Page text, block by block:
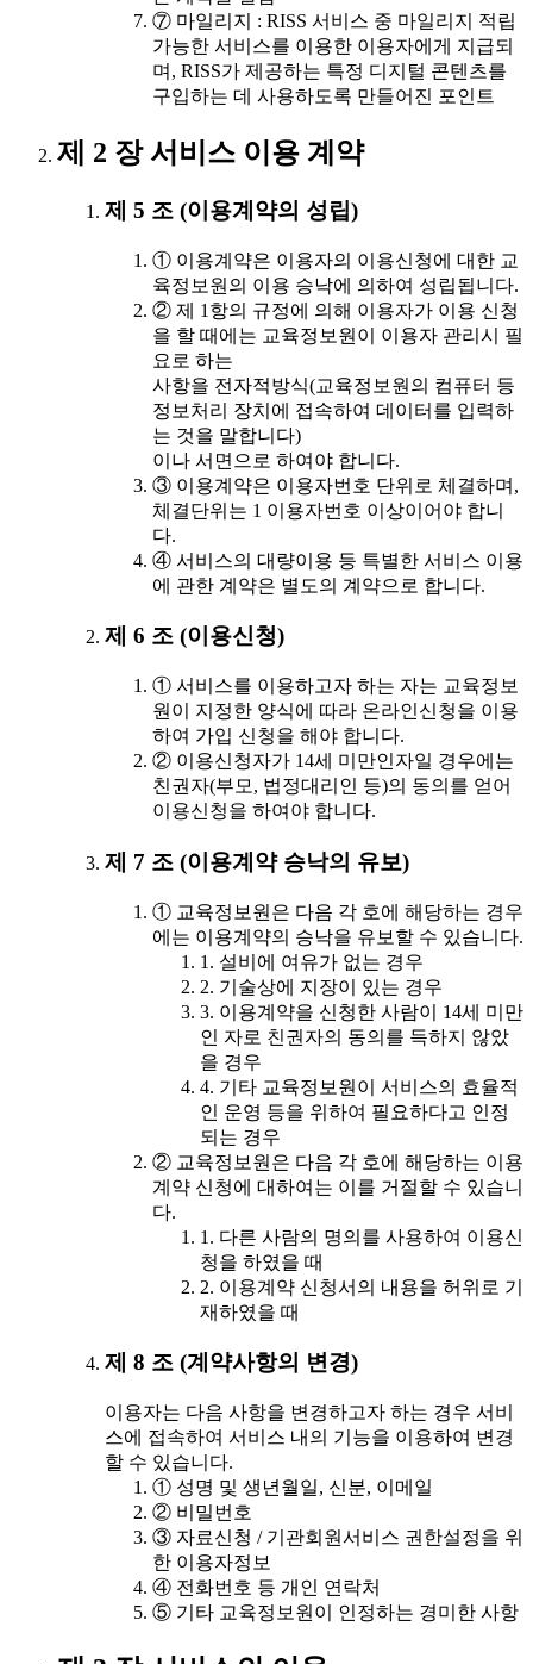
⑦ 마일리지 : RISS 서비스 중 마일리지 적립
가능한 서비스를 이용한 이용자에게 지급되
며, RISS가 제공하는 특정 디지털 콘텐츠를
구입하는 데 사용하도록 만들어진 포인트
제 2 장 서비스 이용 계약
제 5 조 (이용계약의 성립)
① 이용계약은 이용자의 이용신청에 대한 교
육정보원의 이용 승낙에 의하여 성립됩니다.
② 제 1항의 규정에 의해 이용자가 이용 신청
을 할 때에는 교육정보원이 이용자 관리시 필
요로 하는
사항을 전자적방식(교육정보원의 컴퓨터 등
정보처리 장치에 접속하여 데이터를 입력하
는 것을 말합니다)
이나 서면으로 하여야 합니다.
③ 이용계약은 이용자번호 단위로 체결하며,
체결단위는 1 이용자번호 이상이어야 합니
다.
④ 서비스의 대량이용 등 특별한 서비스 이용
에 관한 계약은 별도의 계약으로 합니다.
제 6 조 (이용신청)
① 서비스를 이용하고자 하는 자는 교육정보
원이 지정한 양식에 따라 온라인신청을 이용
하여 가입 신청을 해야 합니다.
② 이용신청자가 14세 미만인자일 경우에는
친권자(부모, 법정대리인 등)의 동의를 얻어
이용신청을 하여야 합니다.
제 7 조 (이용계약 승낙의 유보)
① 교육정보원은 다음 각 호에 해당하는 경우
에는 이용계약의 승낙을 유보할 수 있습니다.
1. 설비에 여유가 없는 경우
2. 기술상에 지장이 있는 경우
3. 이용계약을 신청한 사람이 14세 미만
인 자로 친권자의 동의를 득하지 않았
을 경우
4. 기타 교육정보원이 서비스의 효율적
인 운영 등을 위하여 필요하다고 인정
되는 경우
② 교육정보원은 다음 각 호에 해당하는 이용
계약 신청에 대하여는 이를 거절할 수 있습니
다.
1. 다른 사람의 명의를 사용하여 이용신
청을 하였을 때
2. 이용계약 신청서의 내용을 허위로 기
재하였을 때
제 8 조 (계약사항의 변경)
이용자는 다음 사항을 변경하고자 하는 경우 서비
스에 접속하여 서비스 내의 기능을 이용하여 변경
할 수 있습니다.
① 성명 및 생년월일, 신분, 이메일
② 비밀번호
③ 자료신청 / 기관회원서비스 권한설정을 위
한 이용자정보
④ 전화번호 등 개인 연락처
⑤ 기타 교육정보원이 인정하는 경미한 사항